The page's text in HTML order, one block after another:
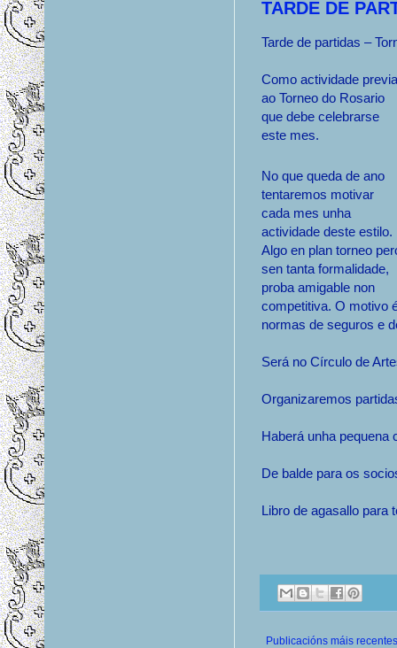
TARDE DE
Tarde de partidas –
Como actividade previa
ao Torneo do Rosario
que debe celebrarse
este mes.
No que queda de ano
tentaremos motivar
cada mes unha
actividade deste estilo.
Algo en plan torneo
sen tanta formalidade,
proba amigable non
competitiva. O motivo
normas de seguros e
Será no Círculo de
Organizaremos
Haberá unha pequena
De balde para os
Libro de agasallo para
Publicacións máis recentes